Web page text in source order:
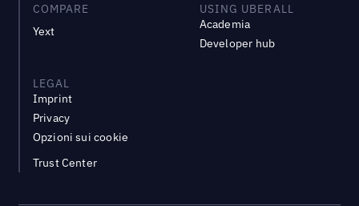
COMPARE
Yext
USING UBERALL
Academia
Developer hub
LEGAL
Imprint
Privacy
Opzioni sui cookie
Trust Center